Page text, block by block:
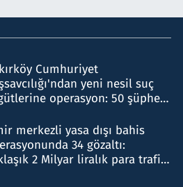
Cumhuriyet
yeni nesil suç
operasyon: 50 şüpheli
merkezli yasa dışı bahis
34 gözaltı:
2 Milyar liralık para trafiği